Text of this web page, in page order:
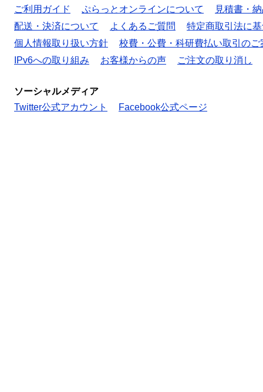
ご利用ガイド
ぷらっとオンラインについて
見積書・
配送・決済について
よくあるご質問
特定商取引法に
個人情報取り扱い方針
校費・公費・科研費払い取引のご
IPv6への取り組み
お客様からの声 ご注文の取り消し
ソーシャルメディア
Twitter公式アカウント
Facebook公式ページ